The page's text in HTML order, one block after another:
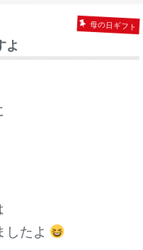
母の日ギフト
よ
したよ